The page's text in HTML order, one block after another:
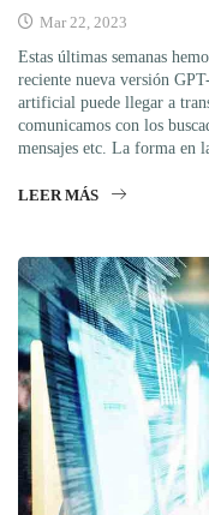
Mar 22, 2023
Estas últimas semanas
reciente nueva versión
artificial puede llegar a
comunicamos con los
mensajes etc. La forma en
LEER MÁS